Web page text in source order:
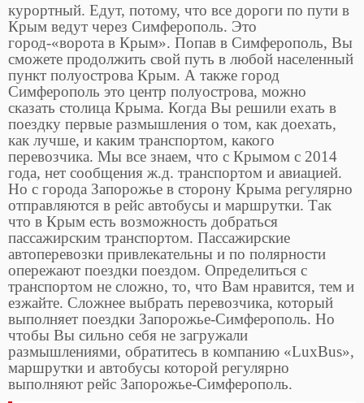
курортный. Едут, потому, что все дороги по пути в
Крым ведут через Симферополь. Это
город-«ворота в Крым». Попав в Симферополь, Вы
сможете продолжить свой путь в любой населенный
пункт полуострова Крым. А также город
Симферополь это центр полуострова, можно
сказать столица Крыма. Когда Вы решили ехать в
поездку первые размышления о том, как доехать,
как лучше, и каким транспортом, какого
перевозчика. Мы все знаем, что с Крымом с 2014
года, нет сообщения ж.д. транспортом и авиацией.
Но с города Запорожье в сторону Крыма регулярно
отправляются в рейс автобусы и маршрутки. Так
что в Крым есть возможность добраться
пассажирским транспортом. Пассажирские
автоперевозки привлекательны и по полярности
опережают поездки поездом. Определиться с
транспортом не сложно, то, что Вам нравится, тем и
езжайте. Сложнее выбрать перевозчика, который
выполняет поездки Запорожье-Симферополь. Но
чтобы Вы сильно себя не загружали
размышлениями, обратитесь в компанию «LuxBus»,
маршрутки и автобусы которой регулярно
выполняют рейс Запорожье-Симферополь.